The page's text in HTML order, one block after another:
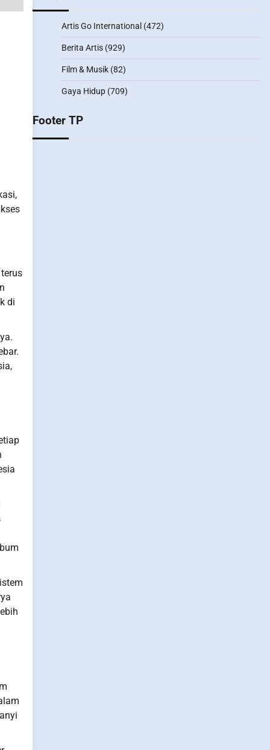
di
Artis Go International (472)
Berita Artis(929)
Film & Musik(82)
Gaya Hidup(709)
Footer TP